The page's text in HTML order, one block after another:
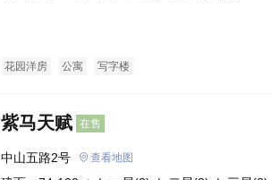
花园洋房 公寓 写字楼
紫马天赋 在售
中山五路2号 查看地图